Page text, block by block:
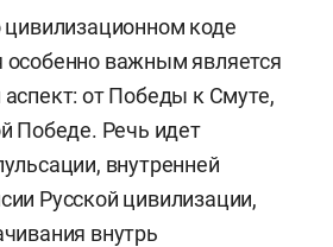
цивилизационном коде
важным является
аспект: от Победы к Смуте,
Победе. Речь идет
внутренней
Русской цивилизации,
внутрь